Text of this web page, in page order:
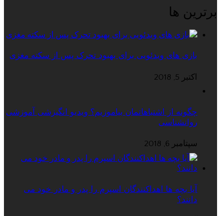
برترین ها
بازی های ویدئویی برای بهبود تحرک پس از سکته مغزی
اکتبر 5, 2018
چگونه از اشتباهاتمان بیاموزیم؟ ویدیو انگیزشی آموزشی
روانشناسی
سپتامبر 6, 2018
آیا بچه ها اهداکنندگان اسپرم را پدر و مادر خود می
دانند؟